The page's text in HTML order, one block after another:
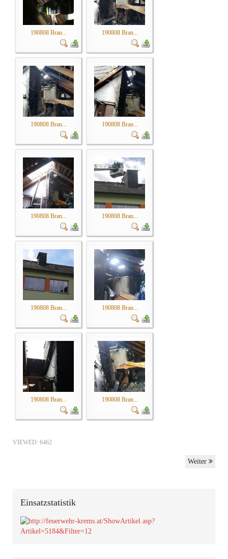
190808 Bran... 190808 Bran...
190808 Bran... 190808 Bran...
190808 Bran... 190808 Bran...
190808 Bran... 190808 Bran...
190808 Bran... 190808 Bran...
VIEWED: 6462
Weiter
Einsatzstatistik